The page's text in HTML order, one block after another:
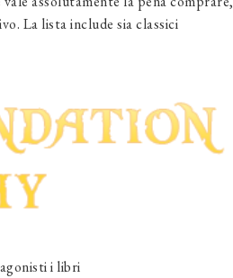
La lista include sia classici
i libri